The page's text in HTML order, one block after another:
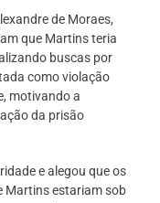
de Moraes,
que Martins teria
buscas por
como violação
motivando a
da prisão
e alegou que os
Martins estariam sob